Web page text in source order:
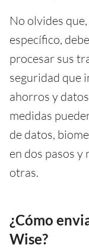
No olvides
específico,
procesar sus
seguridad que
ahorros y
medidas
de datos,
en dos pasos
otras.
¿Cómo
Wise?